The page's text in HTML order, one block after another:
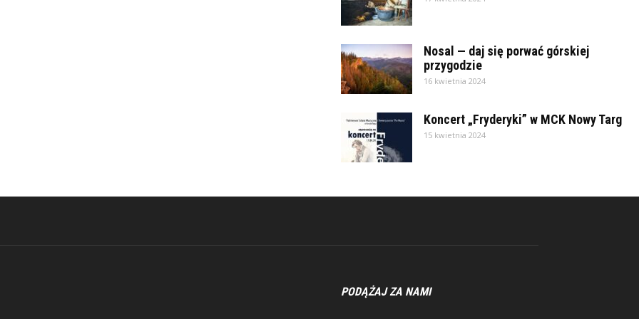
Nosal — daj się porwać górskiej
przygodzie
16 kwietnia 2024
Koncert „Fryderyki” w MCK Nowy Targ
15 kwietnia 2024
PODĄŻAJ ZA NAMI